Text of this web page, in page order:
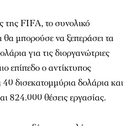
της FIFA, το συνολικό
μπορούσε να ξεπεράσει τα
για τις διοργανώτριες
επίπεδο ο αντίκτυπος
40 δισεκατομμύρια δολάρια και
824.000 θέσεις εργασίας.